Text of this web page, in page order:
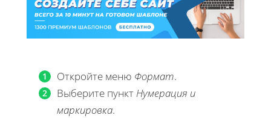
Откройте меню Формат.
Выберите пункт Нумерация и
маркировка.